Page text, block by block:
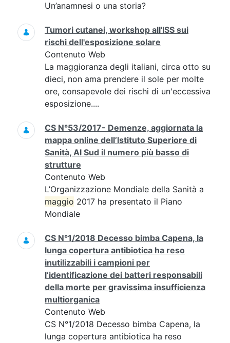
Un’anamnesi o una storia?
Tumori cutanei, workshop all'ISS sui
rischi dell'esposizione solare
Contenuto Web
La maggioranza degli italiani, circa otto su
dieci, non ama prendere il sole per molte
ore, consapevole dei rischi di un'eccessiva
esposizione....
CS N°53/2017- Demenze, aggiornata la
mappa online dell’Istituto Superiore di
Sanità, Al Sud il numero più basso di
strutture
Contenuto Web
L’Organizzazione Mondiale della Sanità a
maggio 2017 ha presentato il Piano
Mondiale
CS N°1/2018 Decesso bimba Capena, la
lunga copertura antibiotica ha reso
inutilizzabili i campioni per
l’identificazione dei batteri responsabili
della morte per gravissima insufficienza
multiorganica
Contenuto Web
CS N°1/2018 Decesso bimba Capena, la
lunga copertura antibiotica ha reso